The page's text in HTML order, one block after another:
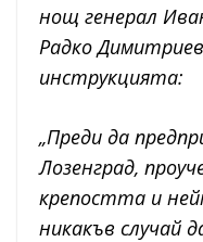
нощ генерал
Радко
инструкцията:
„Преди да
Лозенград,
крепостта и
никакъв случай